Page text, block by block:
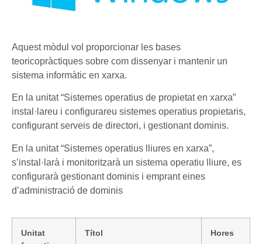
Aquest mòdul vol proporcionar les bases
teoricopràctiques sobre com dissenyar i mantenir un
sistema informàtic en xarxa.
En la unitat “Sistemes operatius de propietat en xarxa”
instal·lareu i configurareu sistemes operatius propietaris,
configurant serveis de directori, i gestionant dominis.
En la unitat “Sistemes operatius lliures en xarxa”,
s’instal·larà i monitoritzarà un sistema operatiu lliure, es
configurarà gestionant dominis i emprant eines
d’administració de dominis
Unitat
Títol Hores